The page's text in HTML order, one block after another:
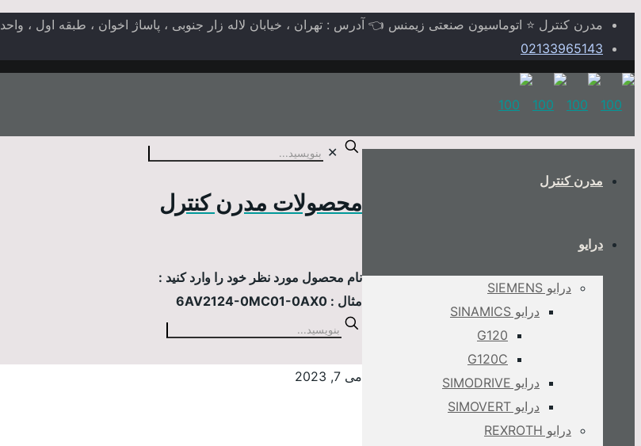
مدرن کنترل ⭐ اتوماسیون صنعتی زیمنس 👈 آدرس : تهران ، خیابان لاله زار جنوبی ، پاساژ اخوان ، طبقه اول ، واحد ۳۳ .
02133965143
مدرن کنترل
درایو
درایو SIEMENS
درایو SINAMICS
G120
G120C
درایو SIMODRIVE
درایو SIMOVERT
درایو REXROTH
✕
محصولات مدرن کنترل
نام محصول مورد نظر خود را وارد کنید :
مثال : 6AV2124-0MC01-0AX0
می 7, 2023